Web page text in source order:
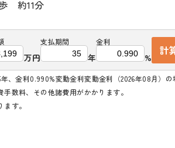
約11分
万円
支払期間
年
金利
%
計
、金利0.990%変動金利変動金利（2026年08月）の
数料、その他諸費用がかかります。
す。